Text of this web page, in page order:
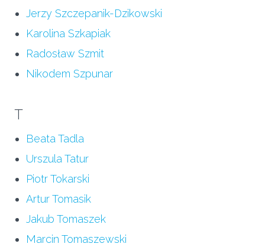
Jerzy Szczepanik-Dzikowski
Karolina Szkapiak
Radosław Szmit
Nikodem Szpunar
T
Beata Tadla
Urszula Tatur
Piotr Tokarski
Artur Tomasik
Jakub Tomaszek
Marcin Tomaszewski